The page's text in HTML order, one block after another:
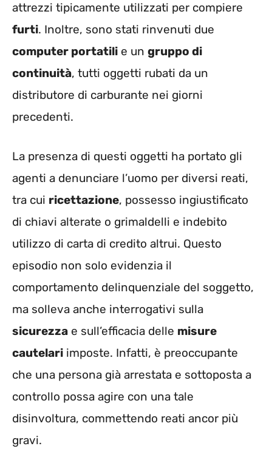
attrezzi tipicamente utilizzati per compiere
furti. Inoltre, sono stati rinvenuti due
computer portatili e un gruppo di
continuità, tutti oggetti rubati da un
distributore di carburante nei giorni
precedenti.
La presenza di questi oggetti ha portato gli
agenti a denunciare l’uomo per diversi reati,
tra cui ricettazione, possesso ingiustificato
di chiavi alterate o grimaldelli e indebito
utilizzo di carta di credito altrui. Questo
episodio non solo evidenzia il
comportamento delinquenziale del soggetto,
ma solleva anche interrogativi sulla
sicurezza e sull’efficacia delle misure
cautelari imposte. Infatti, è preoccupante
che una persona già arrestata e sottoposta a
controllo possa agire con una tale
disinvoltura, commettendo reati ancor più
gravi.